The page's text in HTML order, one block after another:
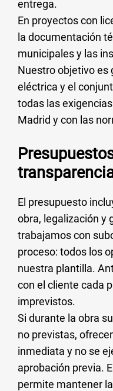
entrega.
En proyectos con
la documentación
municipales y las
Nuestro objetivo es
eléctrica y el
todas las
Madrid y con las
El presupuesto
obra, legalización y
trabajamos con
proceso: todos los
nuestra plantilla.
con el cliente cada
imprevistos.
Si durante la obra
no previstas,
inmediata y no se
aprobación previa.
permite mantener